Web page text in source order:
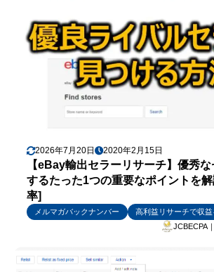
2026年7月20日 2020年2月15日
【eBay輸出セラーリサーチ】優秀
するたった1つの重要なポイントを
率]
メルマガバックナンバー
高利益リサーチで収
JCBECPA